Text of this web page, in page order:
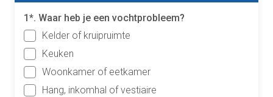
1*. Waar heb je een vochtprobleem?
Kelder of kruipruimte
Keuken
Woonkamer of eetkamer
Hang, inkomhal of vestiaire